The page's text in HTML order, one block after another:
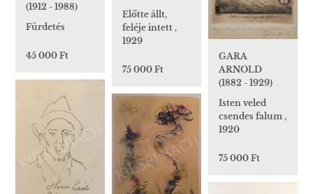
Előtte állt,
feléje intett ,
1929
75 000 Ft
GARA
ARNOLD
(1882 - 1929)
Isten veled
csendes falum ,
1920
75 000 Ft
(1912 - 1988)
Fürdetés
45 000 Ft